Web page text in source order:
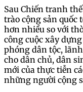
Sau Chiến tranh
trào cộng sản quốc
hơn nhiều so với
công cuộc xây
phóng dân tộc,
cho dân chủ, dân
mới của thực tiễn
những người cộng